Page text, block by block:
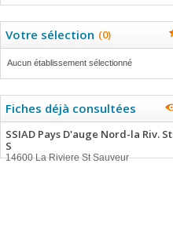
Votre sélection (0)
Aucun établissement sélectionné
Fiches déjà consultées
SSIAD Pays D'auge Nord-la Riv. St
S
14600 La Riviere St Sauveur